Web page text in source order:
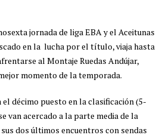
jornada de liga EBA y el Aceitunas
en la lucha por el título, viaja hasta
al Montaje Ruedas Andújar,
momento de la temporada.
décimo puesto en la clasificación (5-
van acercado a la parte media de la
dos últimos encuentros con sendas